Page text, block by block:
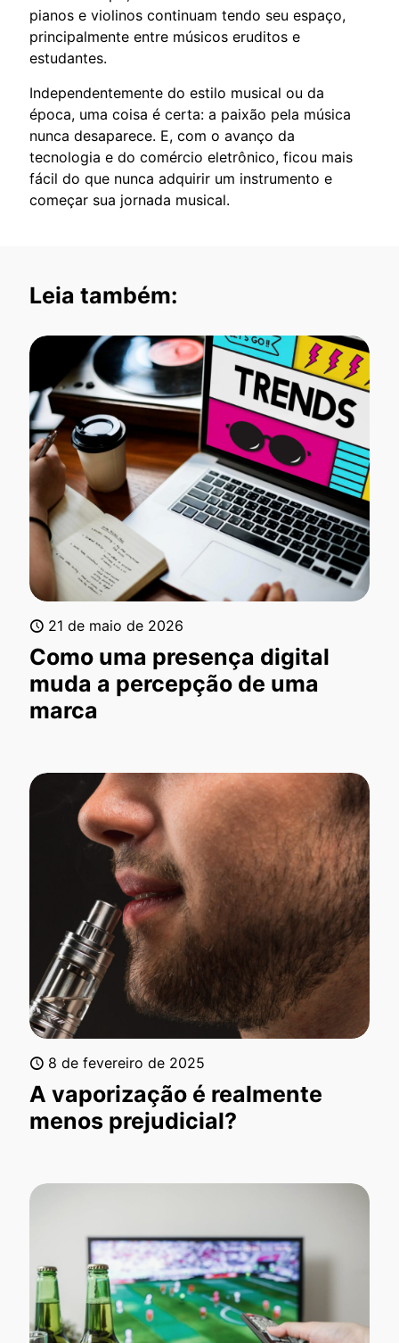
pianos e violinos continuam tendo seu espaço,
principalmente entre músicos eruditos e
estudantes.
Independentemente do estilo musical ou da
época, uma coisa é certa: a paixão pela música
nunca desaparece. E, com o avanço da
tecnologia e do comércio eletrônico, ficou mais
fácil do que nunca adquirir um instrumento e
começar sua jornada musical.
Leia também:
21 de maio de 2026
Como uma presença digital
muda a percepção de uma
marca
8 de fevereiro de 2025
A vaporização é realmente
menos prejudicial?